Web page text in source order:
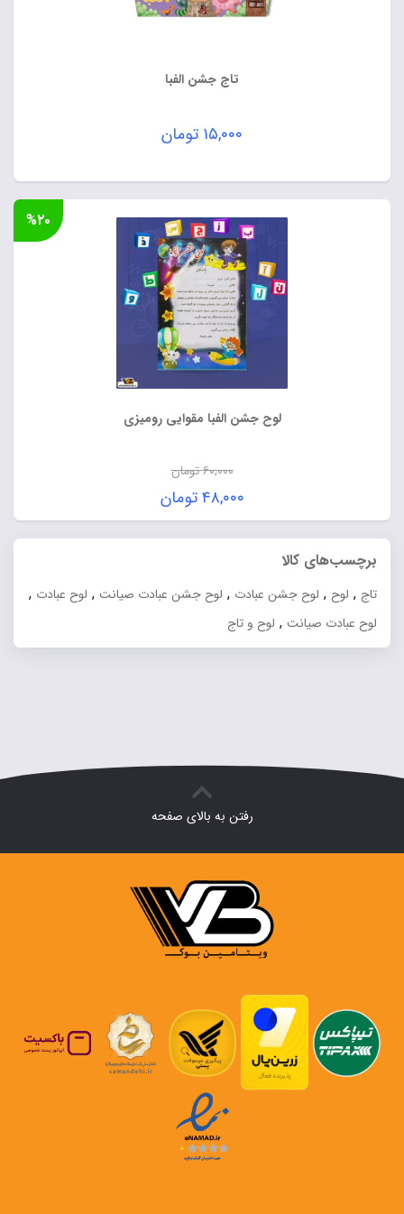
تاج جشن الفبا
۱۵,۰۰۰ تومان
لوح جشن الفبا مقوایی رومیزی
۶۰,۰۰۰تومان
قیمت
اصلی:
۶۰,۰۰۰ تومان
۴۸,۰۰۰تومان
قیمت
فعلی:
%۲۰
برچسب‌های کالا
تاج , لوح , لوح جشن عبادت , لوح جشن عبادت صیانت , لوح عبادت ,
لوح عبادت صیانت , لوح و تاج
رفتن به بالای صفحه